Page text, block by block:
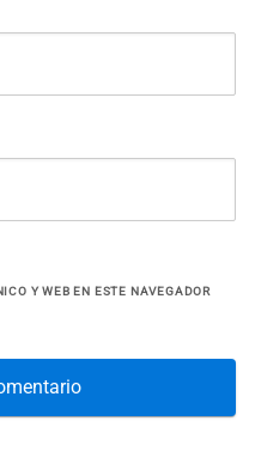
Y WEB EN ESTE NAVEGADOR